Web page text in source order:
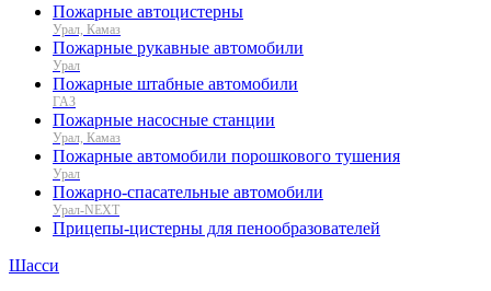
Пожарные автоцистерны
Урал, Камаз
Пожарные рукавные автомобили
Урал
Пожарные штабные автомобили
ГАЗ
Пожарные насосные станции
Урал, Камаз
Пожарные автомобили порошкового тушения
Урал
Пожарно-спасательные автомобили
Урал-NEXT
Прицепы-цистерны для пенообразователей
Шасси